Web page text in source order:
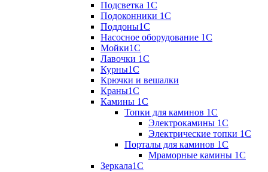
Подсветка 1С
Подоконники 1С
Поддоны1С
Насосное оборудование 1С
Мойки1С
Лавочки 1С
Курны1С
Крючки и вешалки
Краны1С
Камины 1C
Топки для каминов 1C
Электрокамины 1С
Электрические топки 1C
Порталы для каминов 1С
Мраморные камины 1C
Зеркала1С